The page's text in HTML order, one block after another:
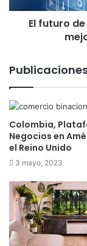
El futuro
Colombia,
Negocios en
el Reino Unido
3 mayo, 2023